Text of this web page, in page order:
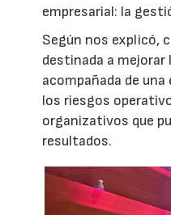
empresarial: la
Según nos explicó,
destinada a mejorar
acompañada de una
los riesgos
organizativos que
resultados.